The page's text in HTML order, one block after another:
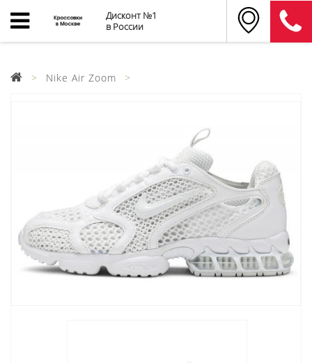
Дисконт №1
в России
Nike Air Zoom